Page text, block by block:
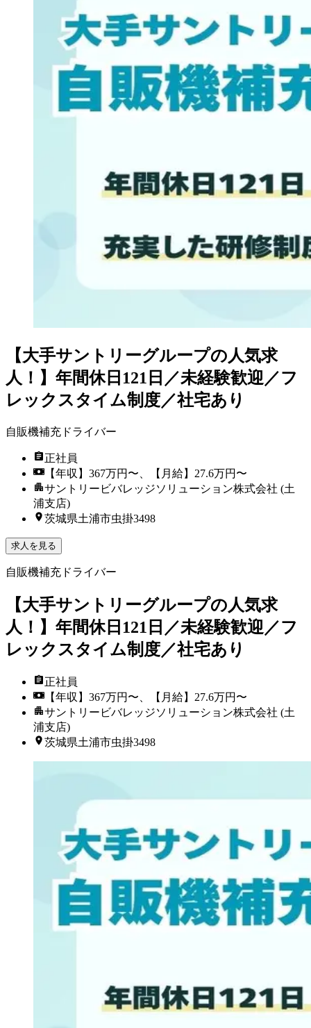
【大手サントリーグループの人気求
人！】年間休日121日／未経験歓迎／フ
レックスタイム制度／社宅あり
自販機補充ドライバー
正社員
【年収】367万円〜、【月給】27.6万円〜
サントリービバレッジソリューション株式会社 (土
浦支店)
茨城県土浦市虫掛3498
求人を見る
自販機補充ドライバー
【大手サントリーグループの人気求
人！】年間休日121日／未経験歓迎／フ
レックスタイム制度／社宅あり
正社員
【年収】367万円〜、【月給】27.6万円〜
サントリービバレッジソリューション株式会社 (土
浦支店)
茨城県土浦市虫掛3498